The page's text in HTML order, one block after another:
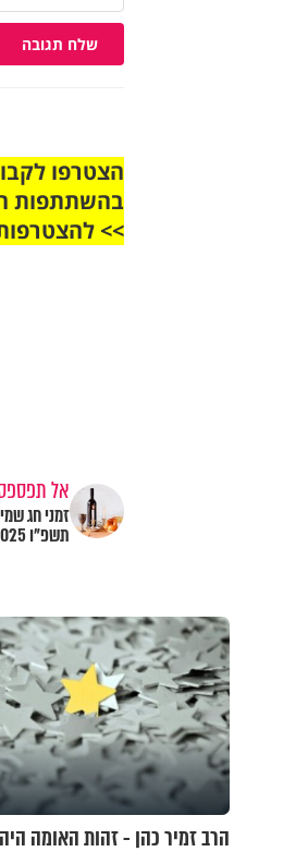
שלח תגובה
בהשתתפות
>>
אל
זמני חג
תשפ"ו 2025
הרב זמיר כהן - זהות האומה